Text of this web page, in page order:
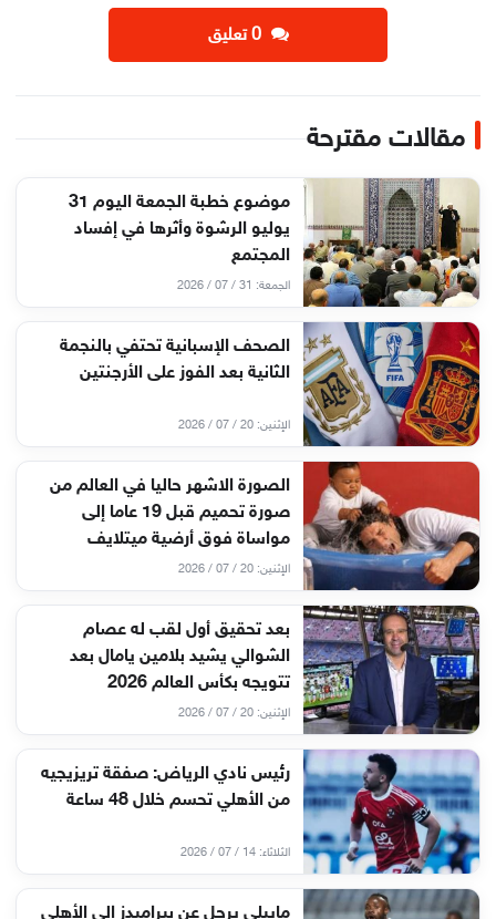
‫0 تعليق
مقالات مقترحة
موضوع خطبة الجمعة اليوم 31
يوليو الرشوة وأثرها في إفساد
المجتمع
الجمعة: 31 / 07 / 2026
الصحف الإسبانية تحتفي بالنجمة
الثانية بعد الفوز على الأرجنتين
الإثنين: 20 / 07 / 2026
الصورة الاشهر حاليا في العالم من
صورة تحميم قبل 19 عاما إلى
مواساة فوق أرضية ميتلايف
الإثنين: 20 / 07 / 2026
بعد تحقيق أول لقب له عصام
الشوالي يشيد بلامين يامال بعد
تتويجه بكأس العالم 2026
الإثنين: 20 / 07 / 2026
رئيس نادي الرياض: صفقة تريزيجيه
من الأهلي تحسم خلال 48 ساعة
الثلاثاء: 14 / 07 / 2026
ماييلي يرحل عن بيراميدز إلى الأهلي